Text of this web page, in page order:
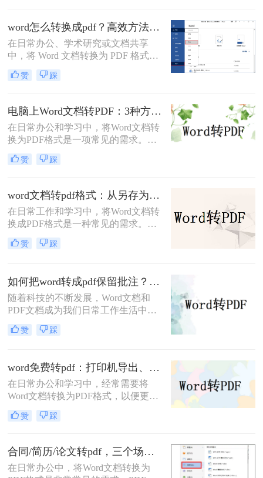
呢？本文将介绍5种常用的转换方
法，涵盖从免费工具到专业软件的多
种选择。
word怎么转换成pdf？高效方法与专业建议！
在日常办公、学术研究或文档共享
中，将 Word 文档转换为 PDF 格式已
成为刚需。PDF 格式的跨平台一致
性、防篡改特性和专业外观使其成为
转换成pdf呢？本文将深入探讨多种高
效转换方法，涵盖不同场景需求，助
您轻松实现完美转换。
赞 踩
电脑上Word文档转PDF：3种方法按文档复杂度选，公式多的别用在线工具！
在日常办公和学习中，将Word文档转
换为PDF格式是一项常见的需求。
PDF格式因其跨平台兼容性、格式稳
定性和安全性而备受青睐。那么电脑
文将详细介绍三种将Word文档转换为
PDF的方法。
赞 踩
word文档转pdf格式：从另存为到在线工具，三种路径各有取舍！
在日常工作和学习中，将Word文档转
换成PDF格式是一种常见的需求。
PDF格式不仅能够保持文档的原貌，
确保在不同平台和设备上呈现一致的
呢？本文将介绍三种高效且易于操作
的Word文档转换成PDF的方法，帮助
读者轻松应对这一需求。
赞 踩
如何把word转成pdf保留批注？这三种方法建议收藏！
随着科技的不断发展，Word文档和
PDF文档成为我们日常工作生活中经
常遇到的文件格式。在某些情况下，
我们需要将Word文档转换为PDF格
批注呢？本文将介绍三种简单有效的
方法来帮助您将Word文档转成PDF并
保留批注。
赞 踩
word免费转pdf：打印机导出、Word自带、在线工具三选一！
在日常办公和学习中，经常需要将
Word文档转换为PDF格式，以便更好
地分享、打印或存档。那么word怎么
转换成pdf免费呢？本文将介绍三种免
赞 踩
合同/简历/论文转pdf，三个场景各自用什么方法快！
在日常办公中，将Word文档转换为